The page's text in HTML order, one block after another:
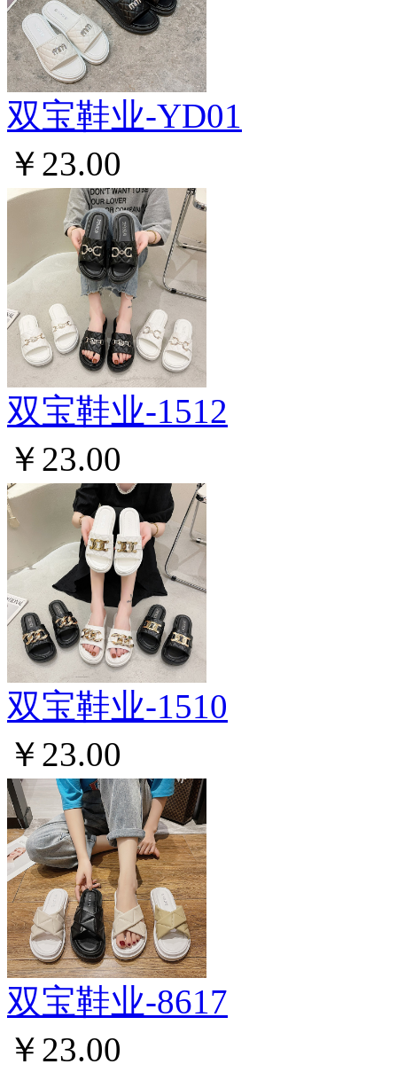
双宝鞋业-YD01
￥23.00
双宝鞋业-1512
￥23.00
双宝鞋业-1510
￥23.00
双宝鞋业-8617
￥23.00